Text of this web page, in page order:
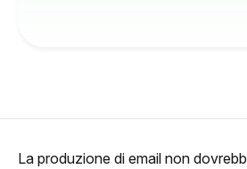
La produzione di email non